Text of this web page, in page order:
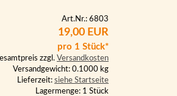
Art.Nr.: 6803
19,00 EUR
pro 1 Stück*
zzgl. Versandkosten
Versandgewicht: 0.1000 kg
Lieferzeit: siehe Startseite
Lagermenge: 1 Stück